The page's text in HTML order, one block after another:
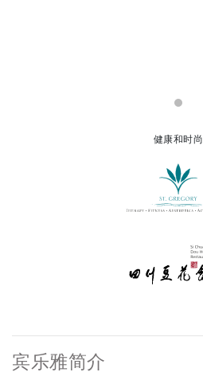
健康和时尚
宾乐雅简介